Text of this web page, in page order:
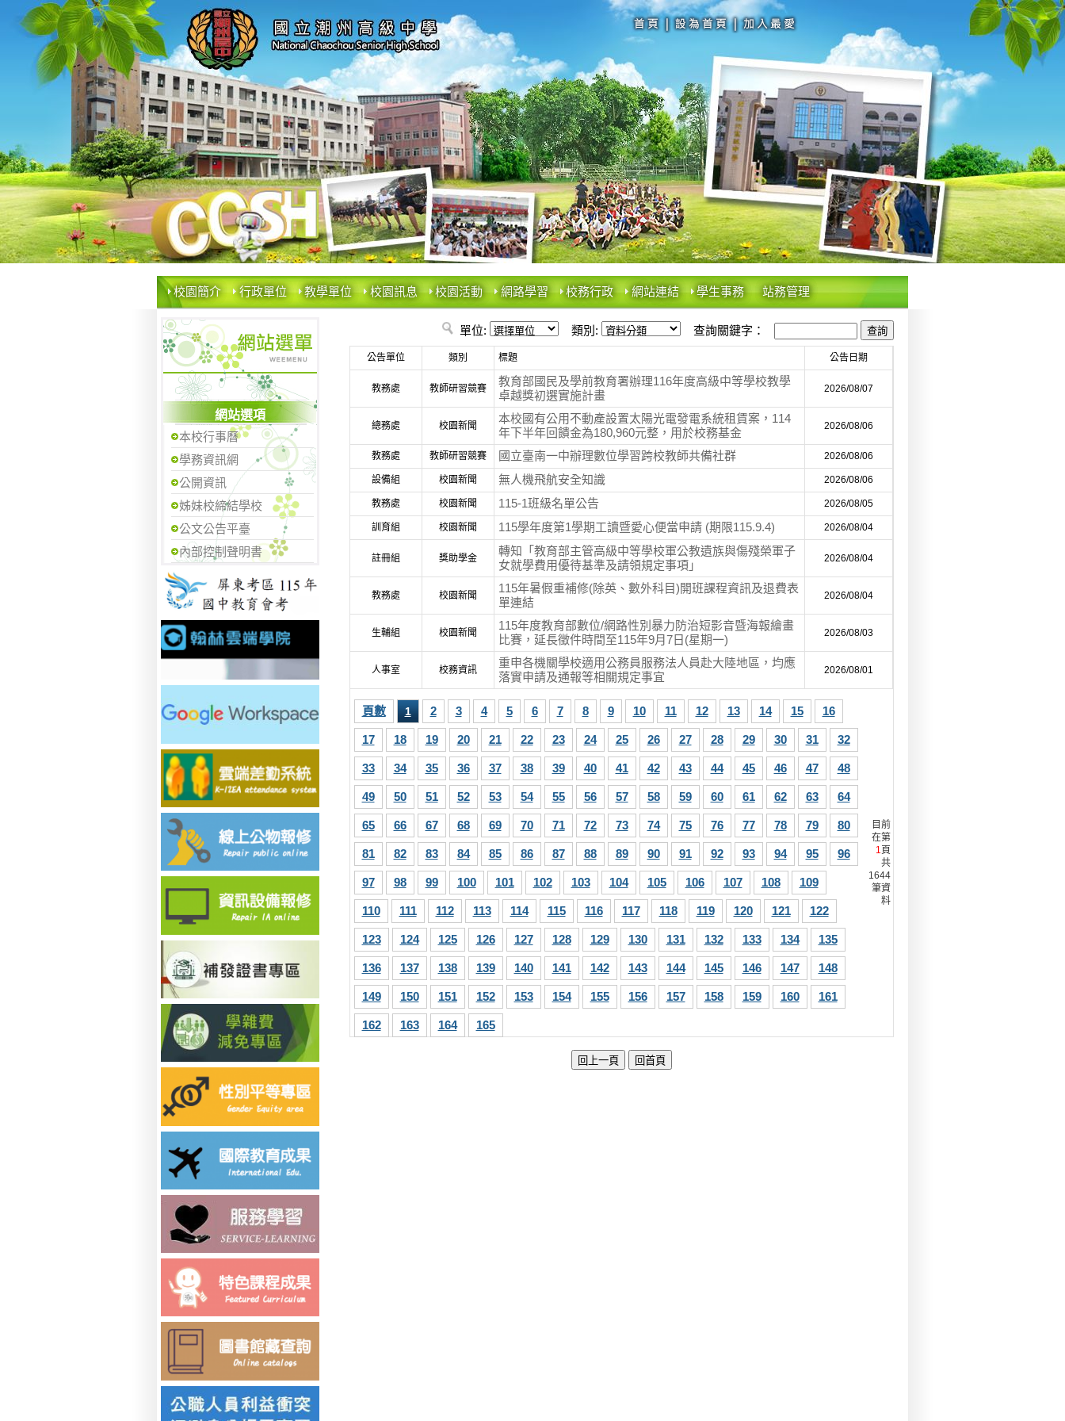
校園簡介 行政單位 教學單位 校園訊息 校園活動 網路學習 校務行政 網站連結 學生事務 站務管理
網站選項
本校行事曆
學務資訊網
公開資訊
姊妹校締結學校
公文公告平臺
內部控制聲明書
單位: 類別: 查詢關鍵字：
公告單位 類別 標題 公告日期
教務處 教師研習競賽
教育部國民及學前教育署辦理116年度高級中等學校教學
卓越獎初選實施計畫
2026/08/07
總務處 校園新聞
本校國有公用不動產設置太陽光電發電系統租賃案，114
年下半年回饋金為180,960元整，用於校務基金
2026/08/06
教務處 教師研習競賽 國立臺南一中辦理數位學習跨校教師共備社群 2026/08/06
設備組 校園新聞 無人機飛航安全知識 2026/08/06
教務處 校園新聞 115-1班級名單公告 2026/08/05
訓育組 校園新聞 115學年度第1學期工讀暨愛心便當申請 (期限115.9.4) 2026/08/04
註冊組 獎助學金
轉知「教育部主管高級中等學校軍公教遺族與傷殘榮軍子
女就學費用優待基準及請領規定事項」
2026/08/04
教務處 校園新聞
115年暑假重補修(除英、數外科目)開班課程資訊及退費表
單連結
2026/08/04
生輔組 校園新聞
115年度教育部數位/網路性別暴力防治短影音暨海報繪畫
比賽，延長徵件時間至115年9月7日(星期一)
2026/08/03
人事室 校務資訊
重申各機關學校適用公務員服務法人員赴大陸地區，均應
落實申請及通報等相關規定事宜
2026/08/01
頁數 1 2 3 4 5 6 7 8 9 10 11 12 13 14 15 16
17 18 19 20 21 22 23 24 25 26 27 28 29 30 31 32
33 34 35 36 37 38 39 40 41 42 43 44 45 46 47 48
49 50 51 52 53 54 55 56 57 58 59 60 61 62 63 64
65 66 67 68 69 70 71 72 73 74 75 76 77 78 79 80
81 82 83 84 85 86 87 88 89 90 91 92 93 94 95 96
97 98 99 100 101 102 103 104 105 106 107 108 109
110 111 112 113 114 115 116 117 118 119 120 121 122
123 124 125 126 127 128 129 130 131 132 133 134 135
136 137 138 139 140 141 142 143 144 145 146 147 148
149 150 151 152 153 154 155 156 157 158 159 160 161
162 163 164 165
目前
在第
1 頁
共
1644
筆資
料